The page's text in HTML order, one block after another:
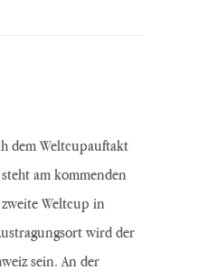
dem Weltcupauftakt
am kommenden
Weltcup in
wird der
sein. An der